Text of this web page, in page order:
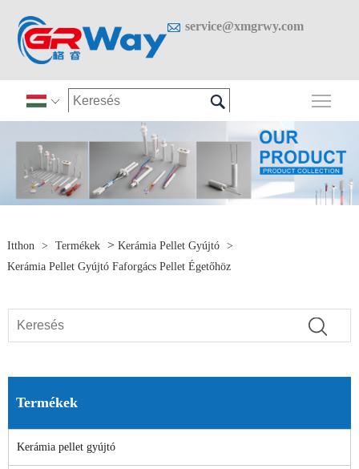
 service@xmgrwy.com
 
Itthon > Termékek > Kerámia Pellet Gyújtó
>
Kerámia Pellet Gyújtó Faforgács Pellet Égetőhöz
Termékek
Kerámia pellet gyújtó